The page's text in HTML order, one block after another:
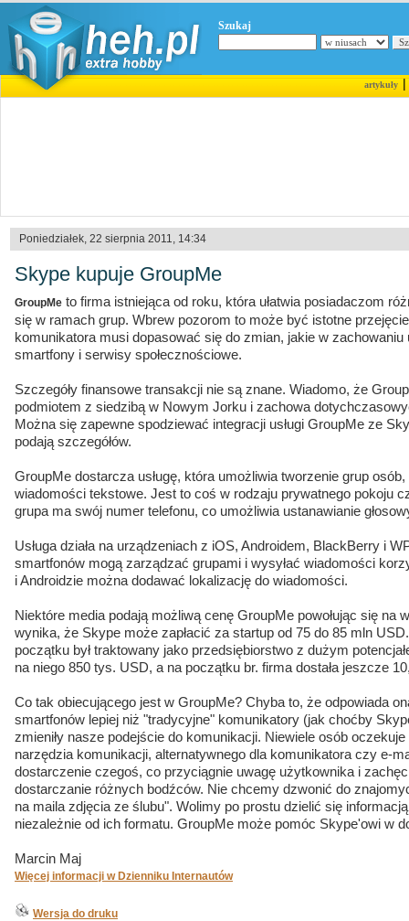
Szukaj
artykuły|
Poniedziałek, 22 sierpnia 2011, 14:34
Skype kupuje GroupMe
GroupMe to firma istniejąca od roku, która ułatwia posiadaczom
się w ramach grup. Wbrew pozorom to może być istotne
komunikatora musi dopasować się do zmian, jakie w
smartfony i serwisy społecznościowe.
Szczegóły finansowe transakcji nie są znane. Wiadomo, że
podmiotem z siedzibą w Nowym Jorku i zachowa
Można się zapewne spodziewać integracji usługi GroupMe ze
podają szczegółów.
GroupMe dostarcza usługę, która umożliwia tworzenie grup
wiadomości tekstowe. Jest to coś w rodzaju prywatnego pokoju
grupa ma swój numer telefonu, co umożliwia ustanawianie
Usługa działa na urządzeniach z iOS, Androidem, BlackBerry i
smartfonów mogą zarządzać grupami i wysyłać wiadomości
i Androidzie można dodawać lokalizację do wiadomości.
Niektóre media podają możliwą cenę GroupMe powołując się na
wynika, że Skype może zapłacić za startup od 75 do 85 mln
początku był traktowany jako przedsiębiorstwo z dużym
na niego 850 tys. USD, a na początku br. firma dostała jeszcze
Co tak obiecującego jest w GroupMe? Chyba to, że odpowiada
smartfonów lepiej niż "tradycyjne" komunikatory (jak choćby
zmieniły nasze podejście do komunikacji. Niewiele osób
narzędzia komunikacji, alternatywnego dla komunikatora czy e-
dostarczenie czegoś, co przyciągnie uwagę użytkownika i
dostarczanie różnych bodźców. Nie chcemy dzwonić do
na maila zdjęcia ze ślubu". Wolimy po prostu dzielić się
niezależnie od ich formatu. GroupMe może pomóc Skype'owi w
Marcin Maj
Więcej informacji w Dzienniku Internautów
Wersja do druku